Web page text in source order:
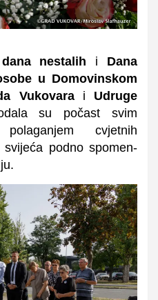
nestalih i Dana
u Domovinskom
Vukovarai Udruge
su počast svim
cvjetnih
podno spomen-